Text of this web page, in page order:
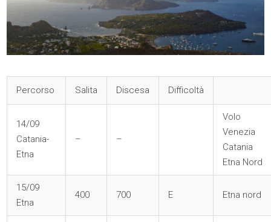
Percorso Salita Discesa Difficoltà
14/09
Catania-
Etna
– –
Volo
Venezia
Catania
Etna Nord
15/09
Etna
400 700 E Etna nord